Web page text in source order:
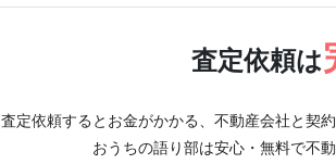
査定依頼は
査定依頼するとお金がかかる、不動産会社と契
おうちの語り部は安心・無料で不